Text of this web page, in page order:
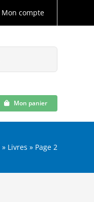
Mon compte
Mon panier
» Livres » Page 2